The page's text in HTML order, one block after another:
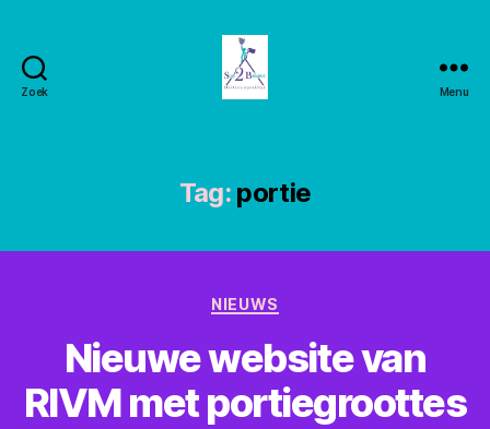
Zoek Menu
Tag: portie
Categorieën
NIEUWS
Nieuwe website van
RIVM met portiegroottes